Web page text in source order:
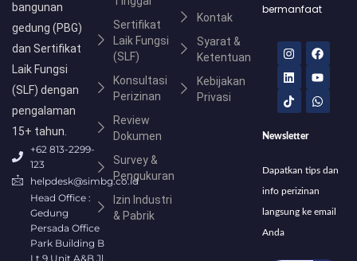
bangunan
gedung (PBG)
dan Sertifikat
Laik Fungsi
(SLF) dengan
pengalaman
15+ tahun.
+62 813-2299-
123
helpdesk@simbg.co.id
Head Office :
Gedung
Persada Office
Park Building B
Lt.9 Unit A&B Jl.
Sertifikat
Laik Fungsi
(SLF)
Konsultasi
Perizinan
Review
Dokumen
Survey &
Pengukuran
Izin Industri
& Pabrik
Kontak
Syarat &
Ketentuan
Kebijakan
Privasi
bermanfaat
I
n
s
t
a
g
r
a
m
F
a
c
e
b
o
o
L
i
n
k
e
d
i
n
Y
o
u
t
u
b
e
T
i
k
t
o
k
W
h
a
t
s
a
p
Newsletter
Dapatkan tips dan
info perizinan
langsung ke email
Anda